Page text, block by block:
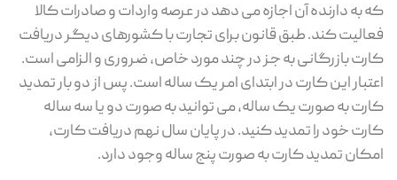
که به دارنده آن اجازه می دهد در عرصه واردات و صادرات کالا
فعالیت کند. طبق قانون برای تجارت با کشورهای دیگر دریافت
کارت بازرگانی به جز در چند مورد خاص، ضروری و الزامی است.
اعتبار این کارت در ابتدای امر یک ساله است. پس از دو بار تمدید
کارت به صورت یک ساله، می توانید به صورت دو یا سه ساله
کارت خود را تمدید کنید. در پایان سال نهم دریافت کارت،
امکان تمدید کارت به صورت پنج ساله وجود دارد.